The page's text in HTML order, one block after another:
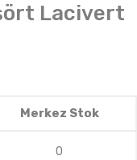
Lacivert
Merkez Stok
0